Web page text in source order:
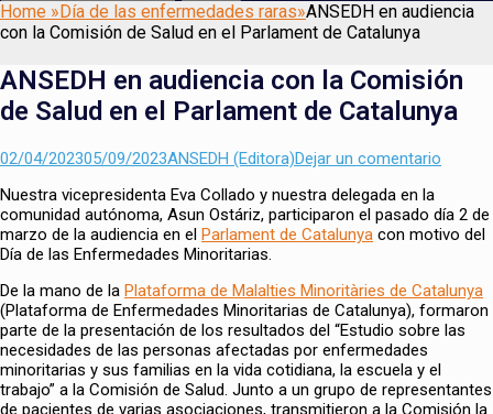
Home » Día de las enfermedades raras»ANSEDH en audiencia
con la Comisión de Salud en el Parlament de Catalunya
ANSEDH en audiencia con la Comisión
de Salud en el Parlament de Catalunya
Enviado
02/04/202305/09/2023Autor
ANSEDH (Editora)Dejar un comentario
Nuestra vicepresidenta Eva Collado y nuestra delegada en la
comunidad autónoma, Asun Ostáriz, participaron el pasado día 2 de
marzo de la audiencia en el Parlament de Catalunya con motivo del
Día de las Enfermedades Minoritarias.
De la mano de la Plataforma de Malalties Minoritàries de Catalunya
(Plataforma de Enfermedades Minoritarias de Catalunya), formaron
parte de la presentación de los resultados del “Estudio sobre las
necesidades de las personas afectadas por enfermedades
minoritarias y sus familias en la vida cotidiana, la escuela y el
trabajo” a la Comisión de Salud. Junto a un grupo de representantes
de pacientes de varias asociaciones, transmitieron a la Comisión la